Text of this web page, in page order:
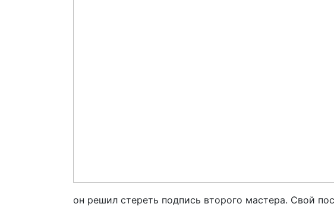
он решил стереть подпись второго мастера. Свой